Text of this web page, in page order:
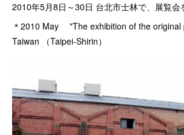
2010年5月8日～30日 台北市士林で、展覧会
＊2010 May "The exhibition of the original
Taiwan （Taipei-Shirin）